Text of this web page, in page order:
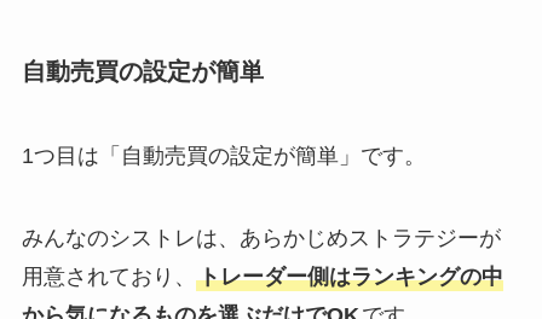
自動売買の設定が簡単
1つ目は「自動売買の設定が簡単」です。
みんなのシストレは、あらかじめストラテジーが
用意されており、 トレーダー側はランキングの中